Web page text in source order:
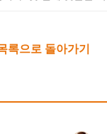
록으로 돌아가기